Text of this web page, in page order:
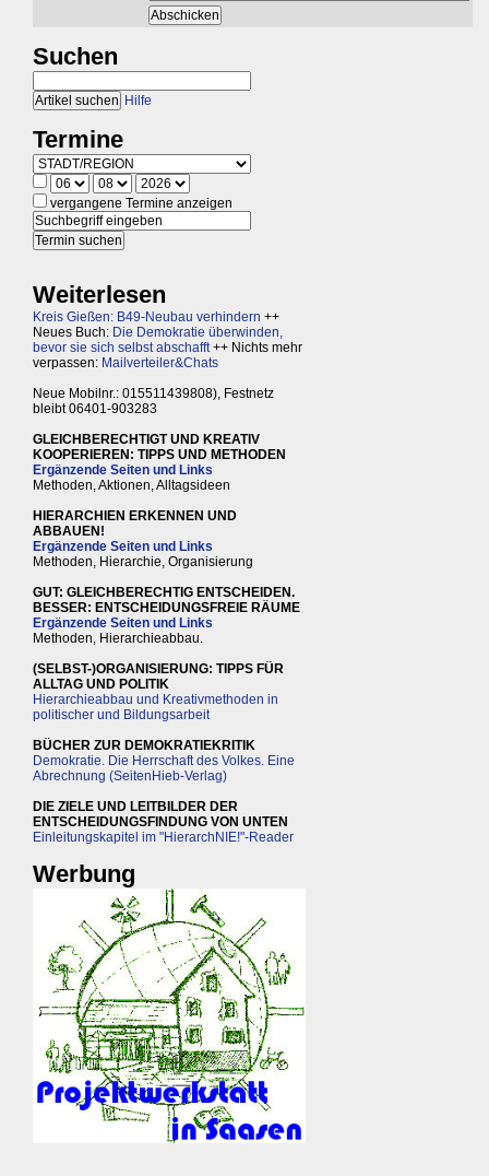
Suchen
Hilfe
Termine
vergangene Termine anzeigen
Weiterlesen
Kreis Gießen: B49-Neubau verhindern ++
Neues Buch: Die Demokratie überwinden,
bevor sie sich selbst abschafft++ Nichts mehr
verpassen: Mailverteiler&Chats
Neue Mobilnr.: 015511439808), Festnetz
bleibt 06401-903283
GLEICHBERECHTIGT UND KREATIV
KOOPERIEREN: TIPPS UND METHODEN
Ergänzende Seiten und Links
Methoden, Aktionen, Alltagsideen
HIERARCHIEN ERKENNEN UND
ABBAUEN!
Ergänzende Seiten und Links
Methoden, Hierarchie, Organisierung
GUT: GLEICHBERECHTIG ENTSCHEIDEN.
BESSER: ENTSCHEIDUNGSFREIE RÄUME
Ergänzende Seiten und Links
Methoden, Hierarchieabbau.
(SELBST-)ORGANISIERUNG: TIPPS FÜR
ALLTAG UND POLITIK
Hierarchieabbau und Kreativmethoden in
politischer und Bildungsarbeit
BÜCHER ZUR DEMOKRATIEKRITIK
Demokratie. Die Herrschaft des Volkes. Eine
Abrechnung (SeitenHieb-Verlag)
DIE ZIELE UND LEITBILDER DER
ENTSCHEIDUNGSFINDUNG VON UNTEN
Einleitungskapitel im "HierarchNIE!"-Reader
Werbung